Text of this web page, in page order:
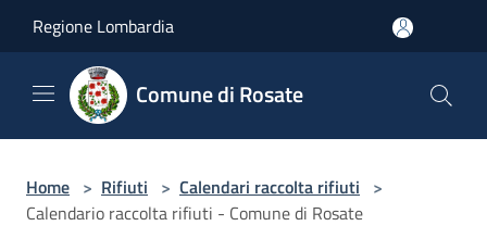
Regione Lombardia
Comune di Rosate
Home > Rifiuti > Calendari raccolta rifiuti >
Calendario raccolta rifiuti - Comune di Rosate